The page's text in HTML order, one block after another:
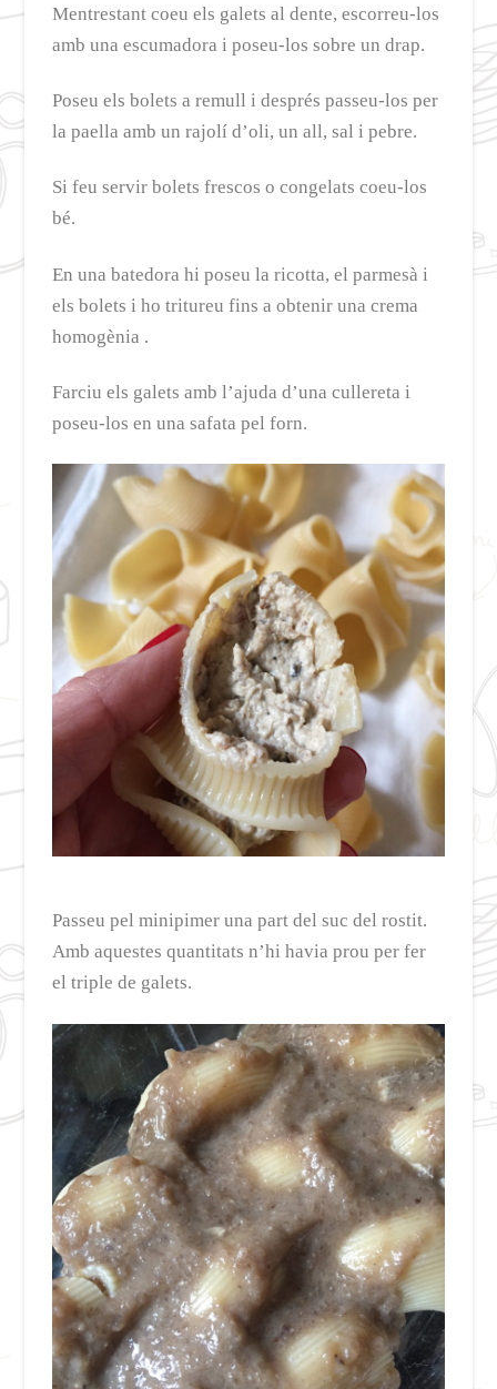
Mentrestant coeu els galets al dente, escorreu-los
amb una escumadora i poseu-los sobre un drap.
Poseu els bolets a remull i després passeu-los per
la paella amb un rajolí d’oli, un all, sal i pebre.
Si feu servir bolets frescos o congelats coeu-los
bé.
En una batedora hi poseu la ricotta, el parmesà i
els bolets i ho tritureu fins a obtenir una crema
homogènia .
Farciu els galets amb l’ajuda d’una cullereta i
poseu-los en una safata pel forn.
Passeu pel minipimer una part del suc del rostit.
Amb aquestes quantitats n’hi havia prou per fer
el triple de galets.